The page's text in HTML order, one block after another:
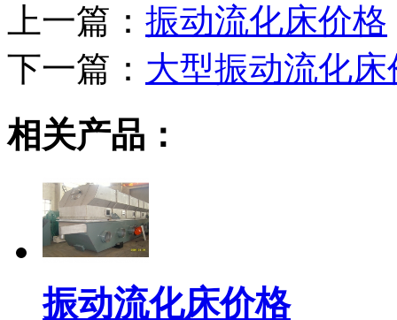
上一篇： 振动流化床价格
下一篇： 大型振动流化床
相关产品：
振动流化床价格